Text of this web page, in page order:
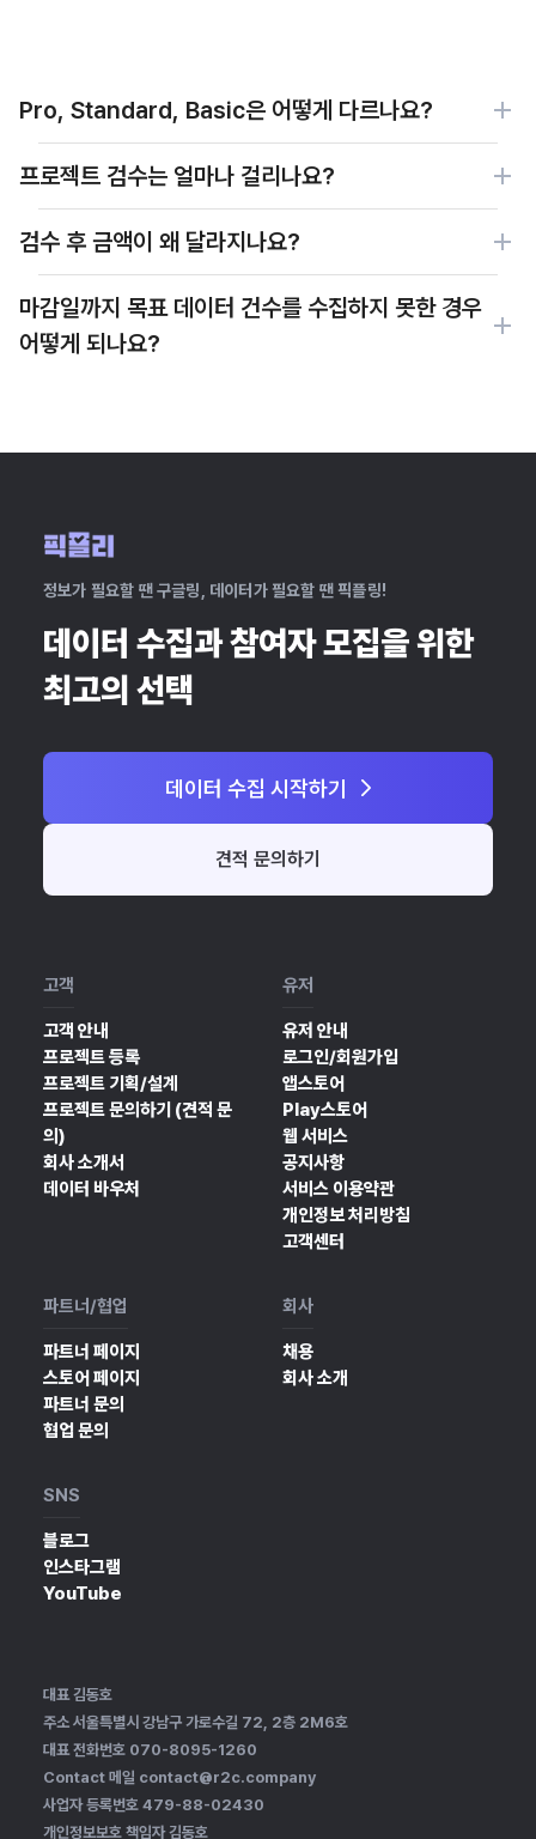
Pro, Standard, Basic은 어떻게 다르나요?
프로젝트 검수는 얼마나 걸리나요?
검수 후 금액이 왜 달라지나요?
마감일까지 목표 데이터 건수를 수집하지 못한 경우
어떻게 되나요?
정보가 필요할 땐 구글링, 데이터가 필요할 땐 픽플링!
데이터 수집과 참여자 모집을 위한
최고의 선택
데이터 수집 시작하기
견적 문의하기
고객
고객 안내
프로젝트 등록
프로젝트 기획/설계
프로젝트 문의하기 (견적 문
의)
회사 소개서
데이터 바우처
유저
유저 안내
로그인/회원가입
앱스토어
Play스토어
웹 서비스
공지사항
서비스 이용약관
개인정보 처리방침
고객센터
파트너/협업
파트너 페이지
스토어 페이지
파트너 문의
협업 문의
회사
채용
회사 소개
SNS
블로그
인스타그램
YouTube
대표 김동호
주소 서울특별시 강남구 가로수길 72, 2층 2M6호
대표 전화번호 070-8095-1260
Contact 메일 contact@r2c.company
사업자 등록번호 479-88-02430
개인정보보호 책임자 김동호